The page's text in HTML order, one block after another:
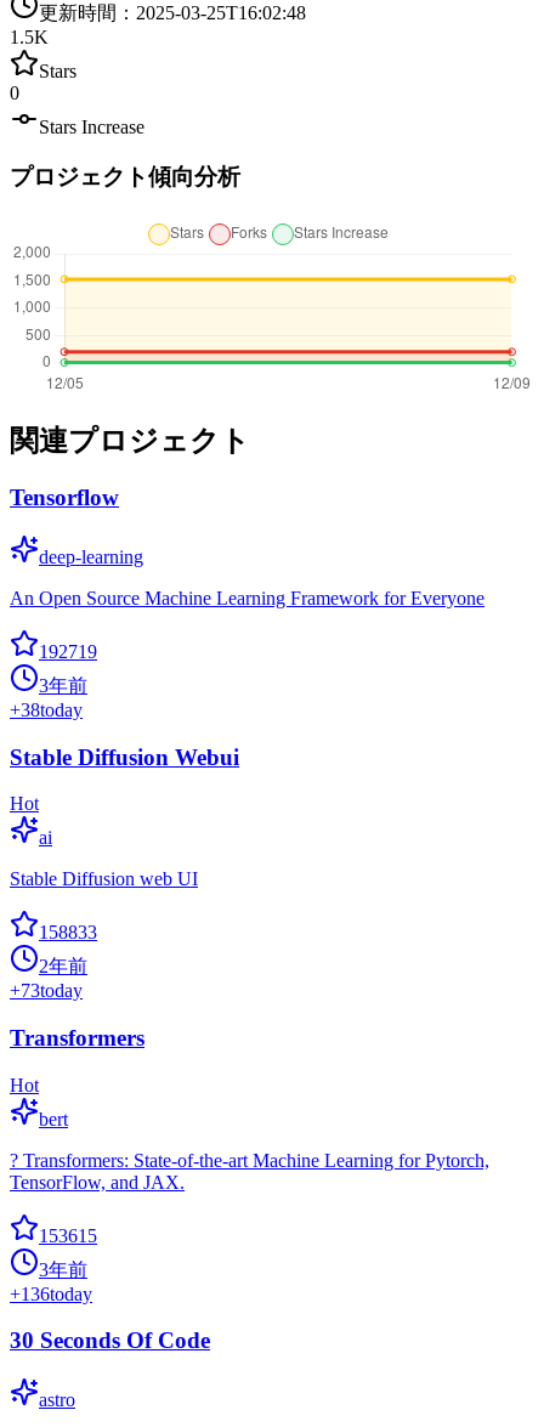
更新時間 ： 2025-03-25T16:02:48
1.5K
Stars
0
Stars Increase
プロジェクト傾向分析
関連プロジェクト
Tensorflow
deep-learning
An Open Source Machine Learning Framework for Everyone
192719
3年前
+38today
Stable Diffusion Webui
Hot
ai
Stable Diffusion web UI
158833
2年前
+73today
Transformers
Hot
bert
? Transformers: State-of-the-art Machine Learning for Pytorch,
TensorFlow, and JAX.
153615
3年前
+136today
30 Seconds Of Code
astro